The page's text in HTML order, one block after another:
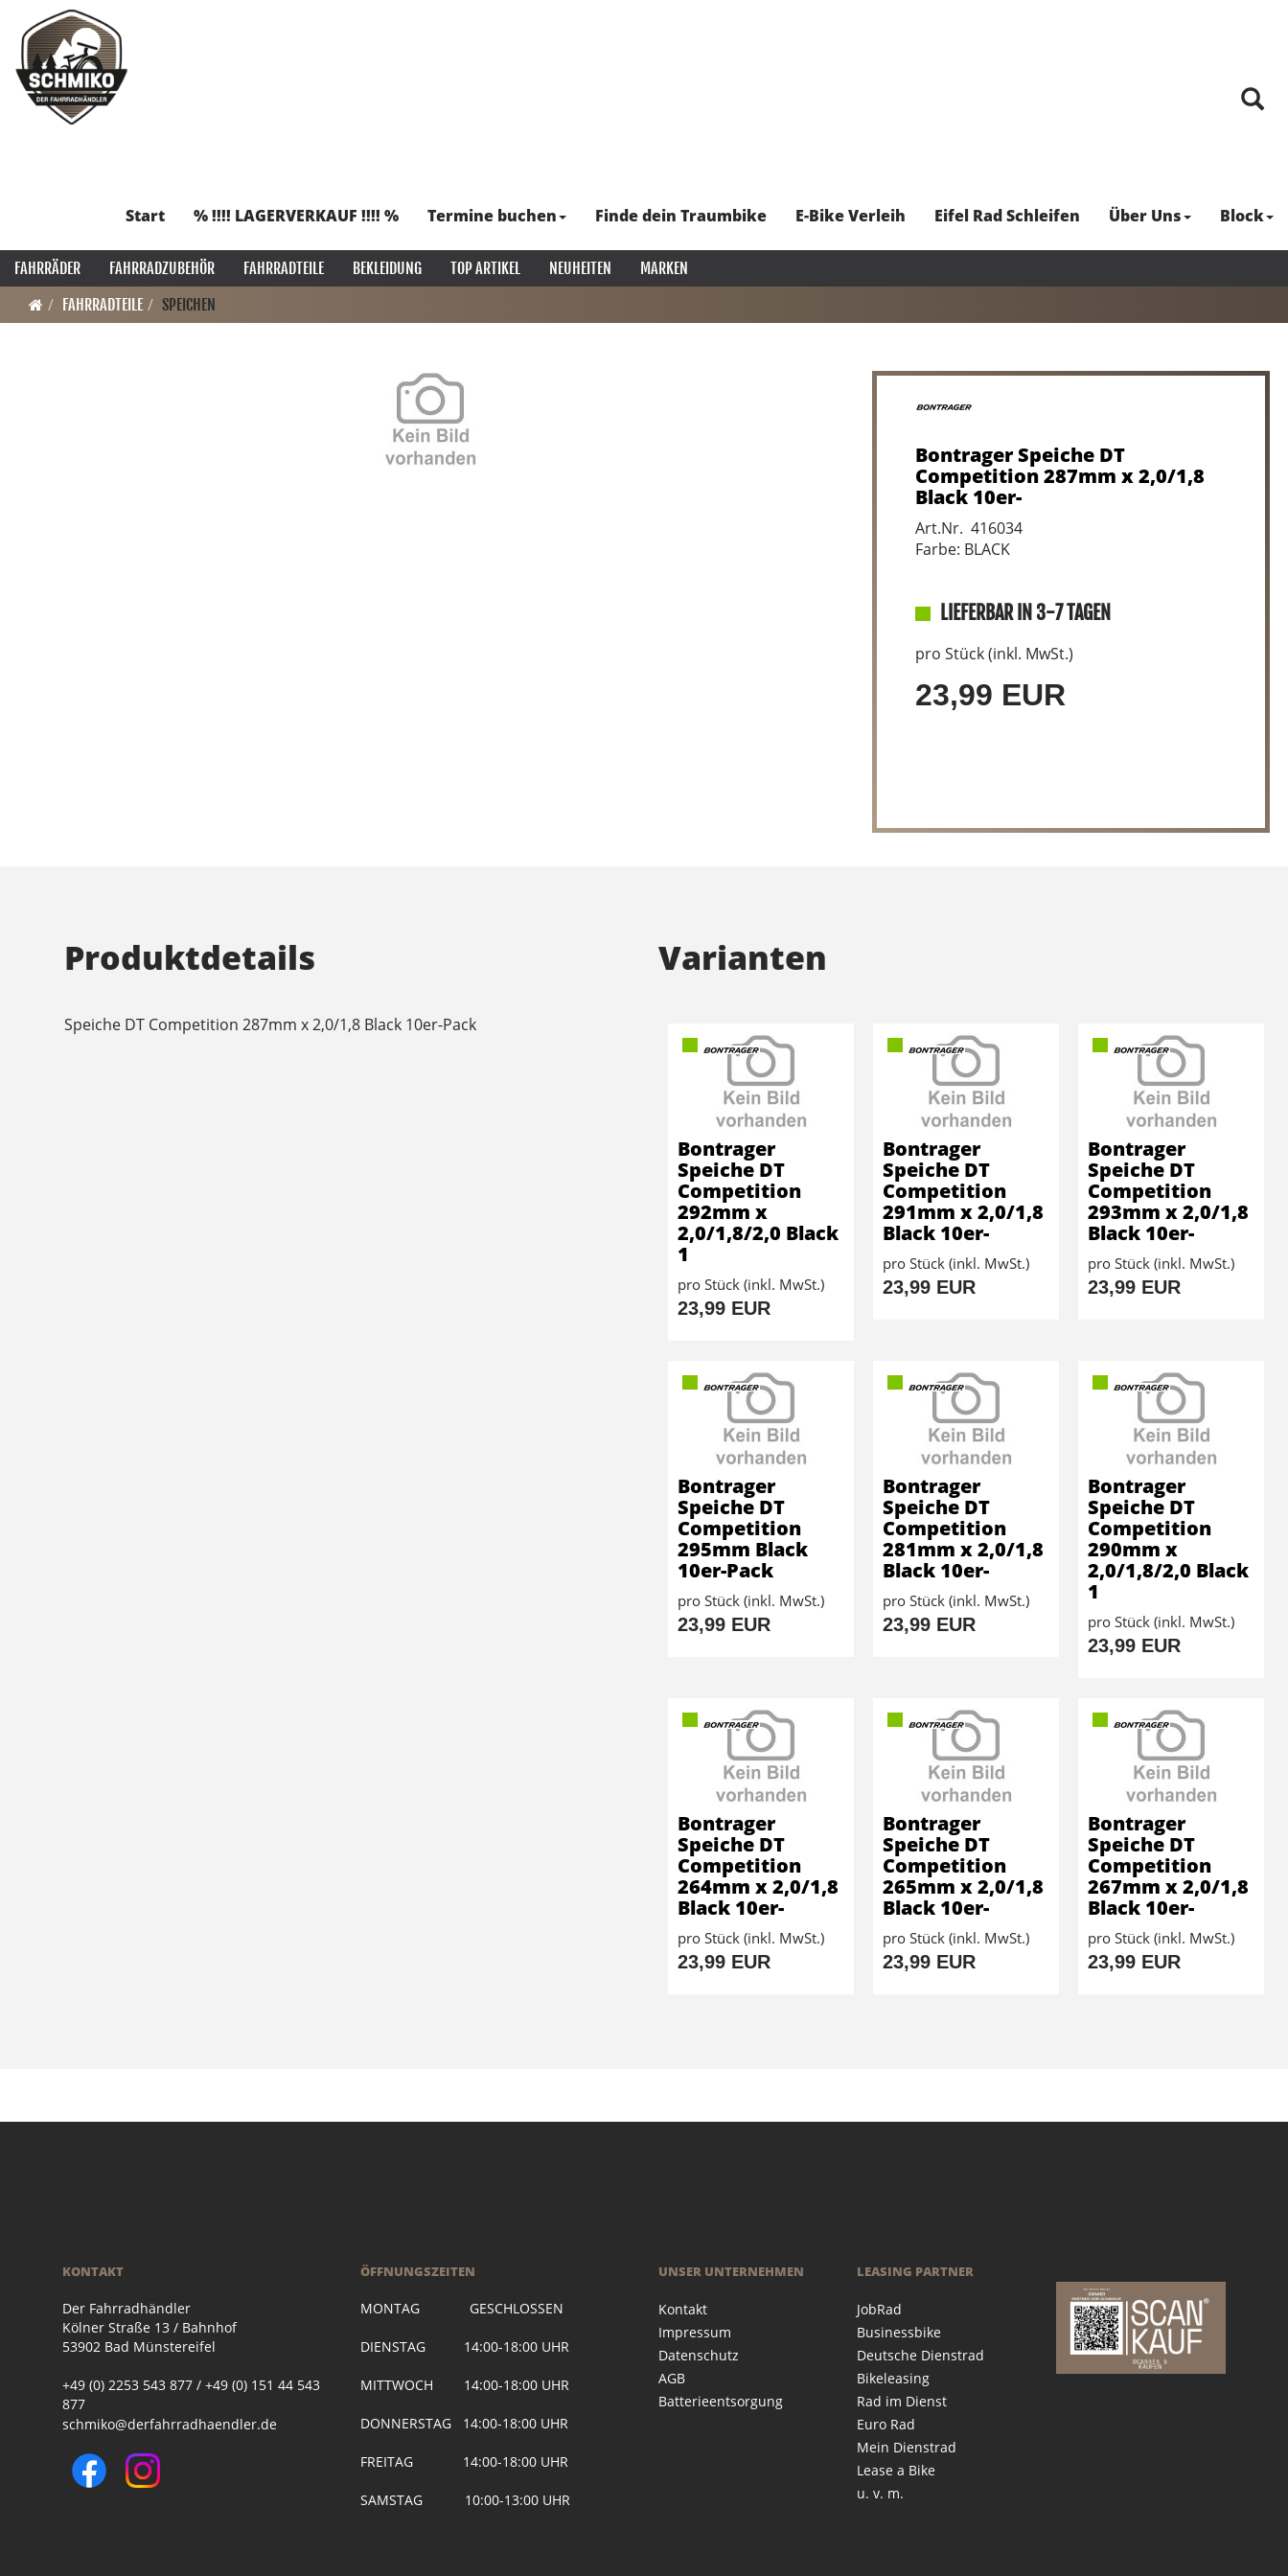
Start % !!!! LAGERVERKAUF !!!! % Termine buchen Finde dein Traumbike E-Bike Verleih Eifel Rad Schleifen Über Uns Block
FAHRRÄDER FAHRRADZUBEHÖR FAHRRADTEILE BEKLEIDUNG TOP ARTIKEL NEUHEITEN
MARKEN
FAHRRADTEILE
SPEICHEN
Bontrager Speiche DT
Competition 287mm x 2,0/1,8
Black 10er-
Art.Nr. 416034
Farbe: BLACK
LIEFERBAR IN 3-7 TAGEN
pro Stück (inkl. MwSt.)
23,99 EUR
Produktdetails
Speiche DT Competition 287mm x 2,0/1,8 Black 10er-Pack
Varianten
Bontrager
Speiche DT
Competition
292mm x
2,0/1,8/2,0 Black
1
pro Stück (inkl. MwSt.)
23,99 EUR
Bontrager
Speiche DT
Competition
291mm x 2,0/1,8
Black 10er-
pro Stück (inkl. MwSt.)
23,99 EUR
Bontrager
Speiche DT
Competition
293mm x 2,0/1,8
Black 10er-
pro Stück (inkl. MwSt.)
23,99 EUR
Bontrager
Speiche DT
Competition
295mm Black
10er-Pack
pro Stück (inkl. MwSt.)
23,99 EUR
Bontrager
Speiche DT
Competition
281mm x 2,0/1,8
Black 10er-
pro Stück (inkl. MwSt.)
23,99 EUR
Bontrager
Speiche DT
Competition
290mm x
2,0/1,8/2,0 Black
1
pro Stück (inkl. MwSt.)
23,99 EUR
Bontrager
Speiche DT
Competition
264mm x 2,0/1,8
Black 10er-
pro Stück (inkl. MwSt.)
23,99 EUR
Bontrager
Speiche DT
Competition
265mm x 2,0/1,8
Black 10er-
pro Stück (inkl. MwSt.)
23,99 EUR
Bontrager
Speiche DT
Competition
267mm x 2,0/1,8
Black 10er-
pro Stück (inkl. MwSt.)
23,99 EUR
KONTAKT
Der Fahrradhändler
Kölner Straße 13 / Bahnhof
53902 Bad Münstereifel
+49 (0) 2253 543 877 / +49 (0) 151 44 543
877
schmiko@derfahrradhaendler.de
ÖFFNUNGSZEITEN
MONTAG GESCHLOSSEN
DIENSTAG 14:00-18:00 UHR
MITTWOCH 14:00-18:00 UHR
DONNERSTAG 14:00-18:00 UHR
FREITAG 14:00-18:00 UHR
SAMSTAG 10:00-13:00 UHR
UNSER UNTERNEHMEN
Kontakt
Impressum
Datenschutz
AGB
Batterieentsorgung
LEASING PARTNER
JobRad
Businessbike
Deutsche Dienstrad
Bikeleasing
Rad im Dienst
Euro Rad
Mein Dienstrad
Lease a Bike
u. v. m.